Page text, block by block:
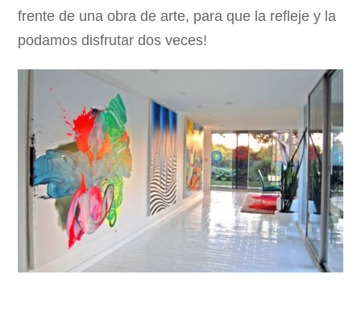
frente de una obra de arte, para que la refleje y la
podamos disfrutar dos veces!